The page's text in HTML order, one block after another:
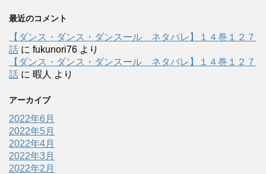
最近のコメント
【ダンス・ダンス・ダンスール ネタバレ】１４巻１２７
話 に fukunori76 より
【ダンス・ダンス・ダンスール ネタバレ】１４巻１２７
話 に 暇人 より
アーカイブ
2022年6月
2022年5月
2022年4月
2022年3月
2022年2月